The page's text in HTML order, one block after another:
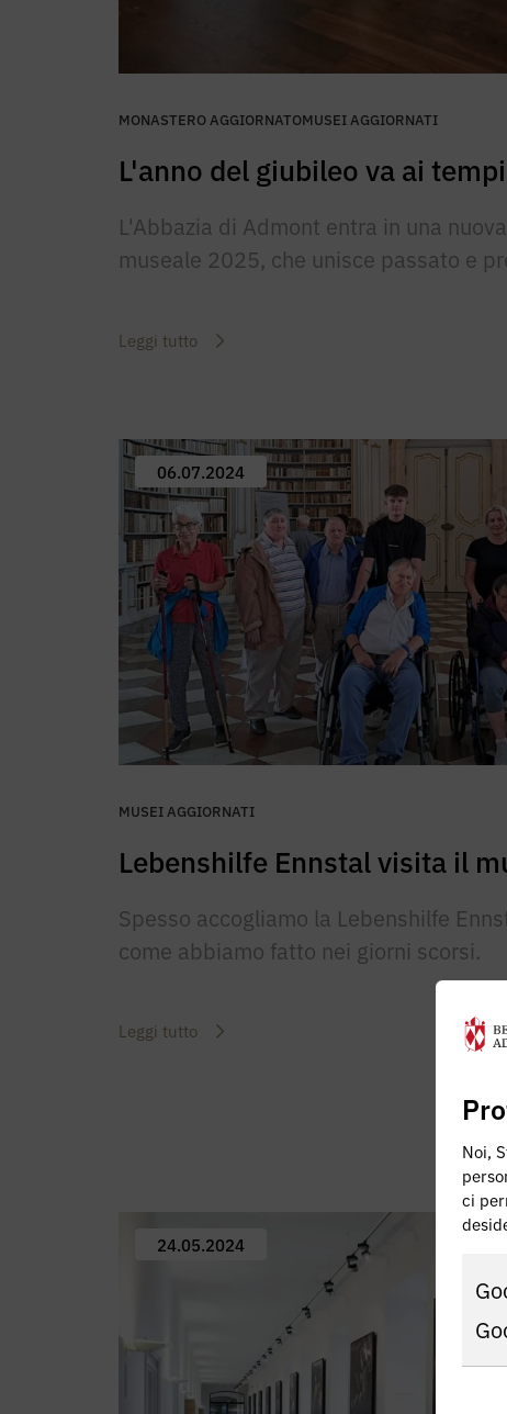
MONASTERO AGGIORNATOMUSEI AGGIORNATI
L'anno del giubileo va ai
L'Abbazia di Admont entra in una
museale 2025, che unisce passato e
Leggi tutto
06.07.2024
MUSEI AGGIORNATI
Lebenshilfe Ennstal visita il
Spesso accogliamo la Lebenshilfe
come abbiamo fatto nei giorni scorsi.
Leggi tutto
24.05.2024
Noi,
ci